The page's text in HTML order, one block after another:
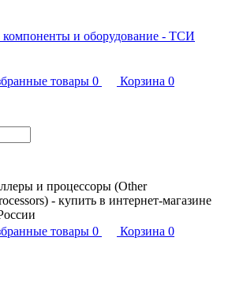
товары 0 Корзина 0
и процессоры (Other
- купить в интернет-магазине
товары 0 Корзина 0